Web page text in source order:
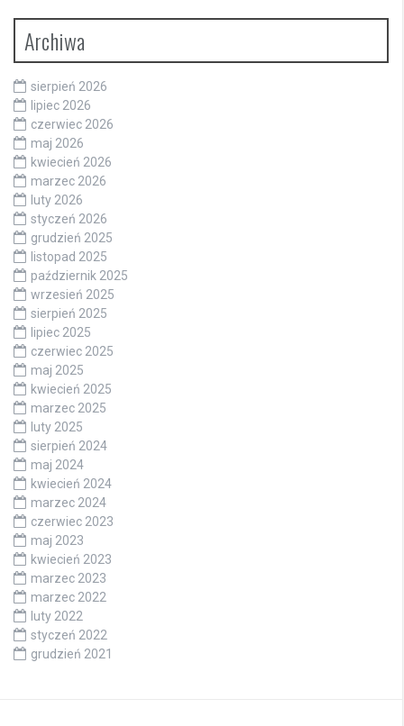
Archiwa
sierpień 2026
lipiec 2026
czerwiec 2026
maj 2026
kwiecień 2026
marzec 2026
luty 2026
styczeń 2026
grudzień 2025
listopad 2025
październik 2025
wrzesień 2025
sierpień 2025
lipiec 2025
czerwiec 2025
maj 2025
kwiecień 2025
marzec 2025
luty 2025
sierpień 2024
maj 2024
kwiecień 2024
marzec 2024
czerwiec 2023
maj 2023
kwiecień 2023
marzec 2023
marzec 2022
luty 2022
styczeń 2022
grudzień 2021